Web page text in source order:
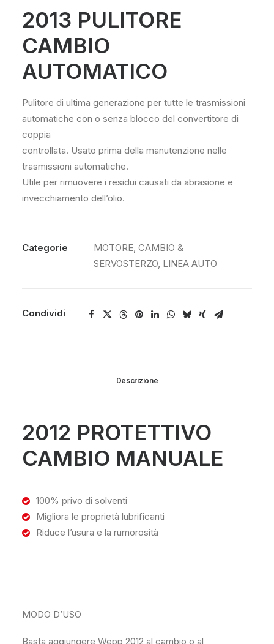
2013 PULITORE
CAMBIO
AUTOMATICO
Pulitore di ultima generazione per tutte le trasmissioni
automatiche con o senza blocco del convertitore di
coppia
controllata. Usato prima della manutenzione nelle
trasmissioni automatiche.
Utile per rimuovere i residui causati da abrasione e
invecchiamento dell’olio.
Categorie
MOTORE, CAMBIO &
SERVOSTERZO, LINEA AUTO
Condividi
Descrizione
2012 PROTETTIVO
CAMBIO MANUALE
100% privo di solventi
Migliora le proprietà lubrificanti
Riduce l’usura e la rumorosità
MODO D’USO
Basta aggiungere Wepp 2012 al cambio o al